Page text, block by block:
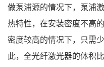
做泵浦源的情况下，泵浦
热特性，在安装密度不高
密度较高的情况下，只需
此，全光纤激光器的体积